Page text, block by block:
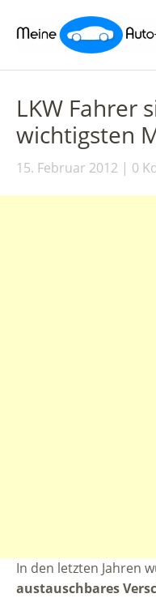
LKW Fahrer
wichtigsten
15. Februar 2012 0
In den letzten Jahren
austauschbares